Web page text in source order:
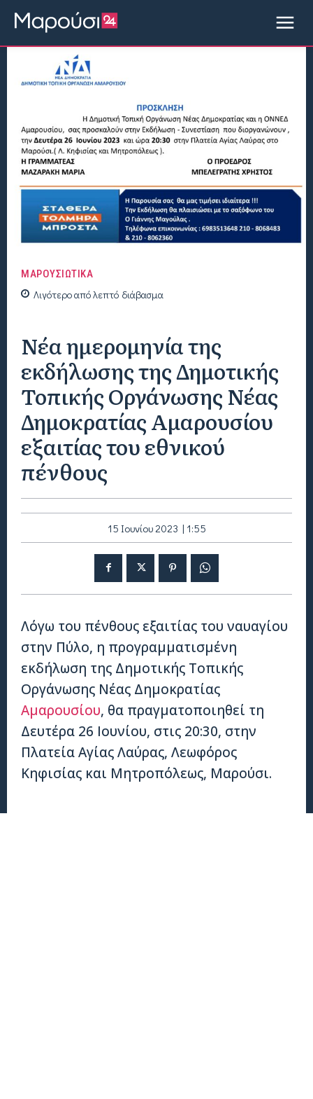
ΜΑΡΟΥΣΙΩΤΙΚΑ
Λιγότερο απόλεπτό διάβασμα
Νέα ημερομηνία της
εκδήλωσης της Δημοτικής
Τοπικής Οργάνωσης Νέας
Δημοκρατίας Αμαρουσίου
εξαιτίας του εθνικού
πένθους
15 Ιουνίου 2023 | 1:55
Λόγω του πένθους εξαιτίας του ναυαγίου
στην Πύλο, η προγραμματισμένη
εκδήλωση της Δημοτικής Τοπικής
Οργάνωσης Νέας Δημοκρατίας
Αμαρουσίου, θα πραγματοποιηθεί τη
Δευτέρα 26 Ιουνίου, στις 20:30, στην
Πλατεία Αγίας Λαύρας, Λεωφόρος
Κηφισίας και Μητροπόλεως, Μαρούσι.